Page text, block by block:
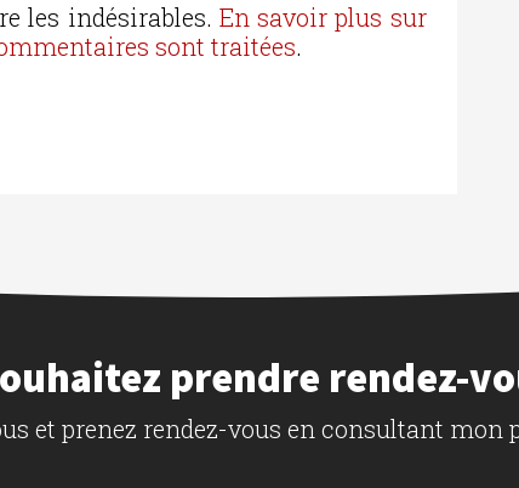
les indésirables. En savoir plus sur
sont traitées.
prendre rendez-
et prenez rendez-vous en consultant mon